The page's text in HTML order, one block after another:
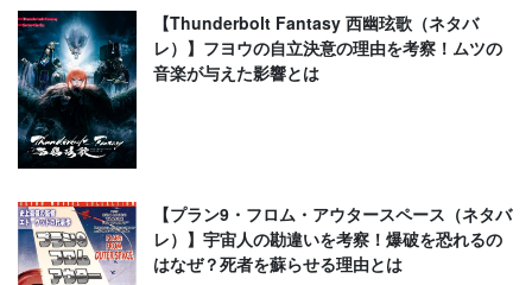
【Thunderbolt Fantasy 西幽玹歌（ネタバ
レ）】フヨウの自立決意の理由を考察！ムツの
音楽が与えた影響とは
【プラン9・フロム・アウタースペース（ネタバ
レ）】宇宙人の勘違いを考察！爆破を恐れるの
はなぜ？死者を蘇らせる理由とは